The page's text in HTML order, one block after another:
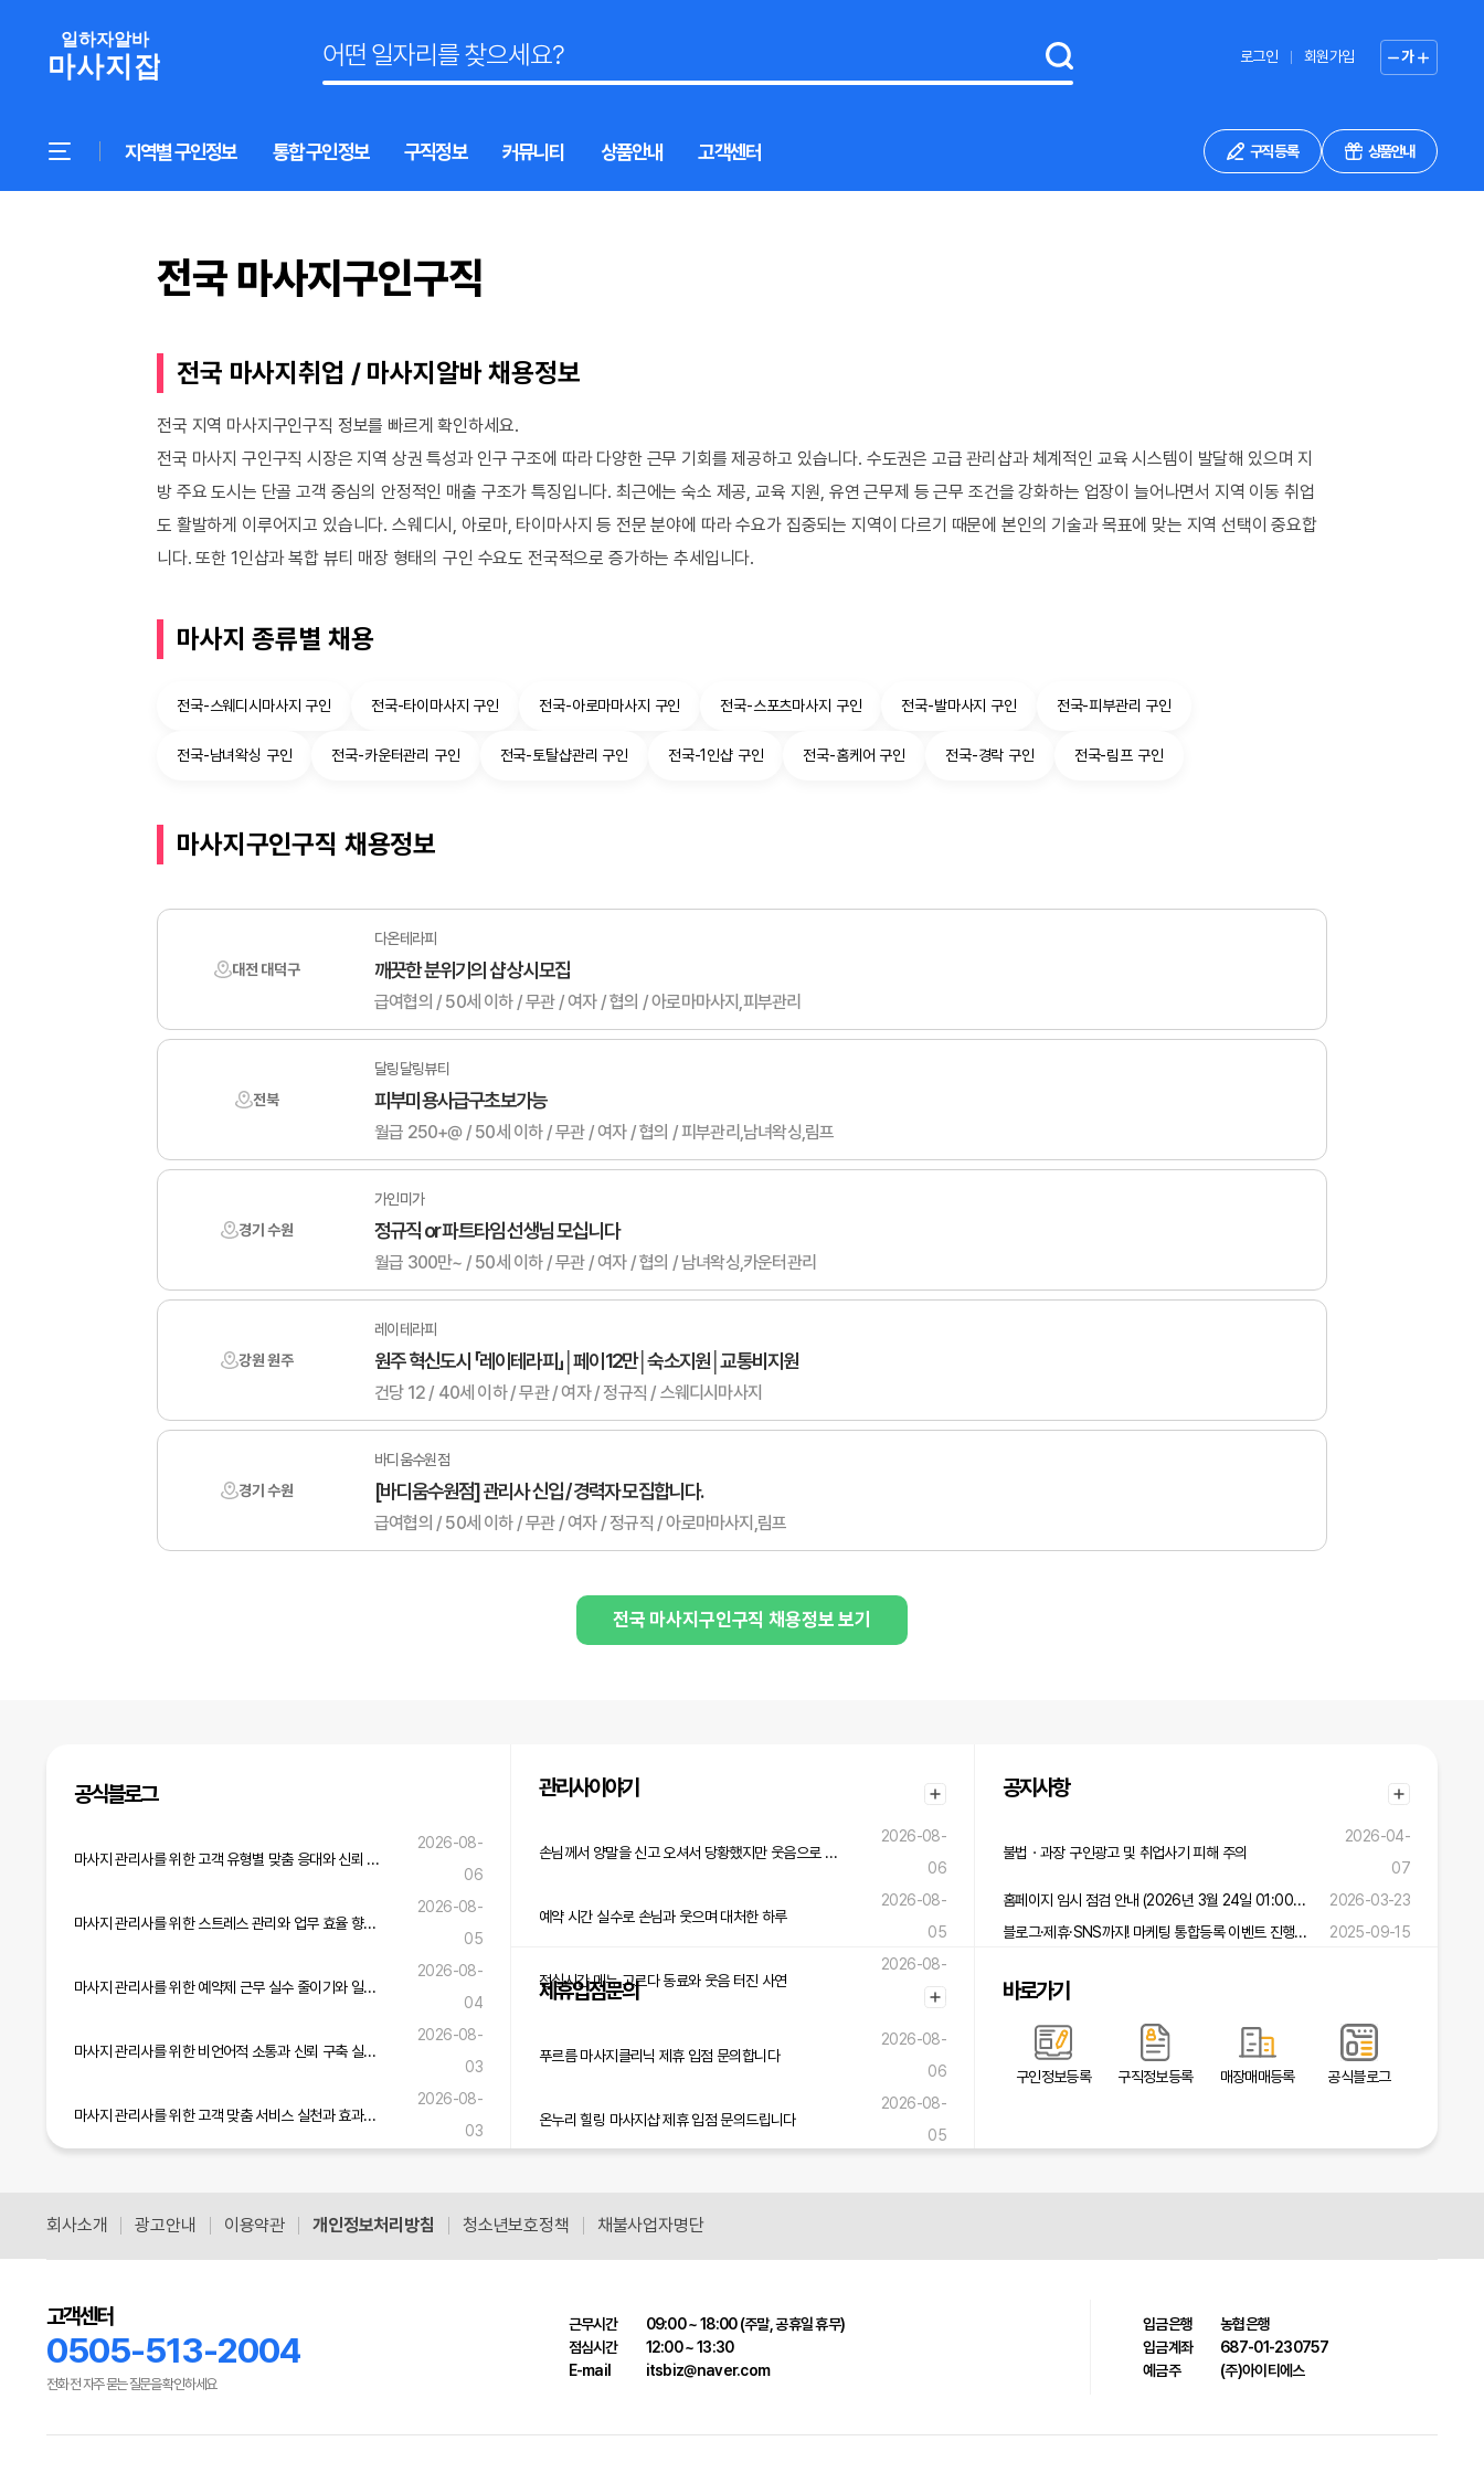
로그인 회원가입 가
지역별 구인정보 통합 구인정보 구직정보 커뮤니티 상품안내 고객센터 구직 등록 상품안내
전국 마사지구인구직
전국 마사지취업 / 마사지알바 채용정보
전국 지역 마사지구인구직 정보를 빠르게 확인하세요.
전국 마사지 구인구직 시장은 지역 상권 특성과 인구 구조에 따라 다양한 근무 기회를 제공하고 있습니다. 수도권은 고급 관리샵과 체계적인 교육 시스템이 발달해 있으며 지
방 주요 도시는 단골 고객 중심의 안정적인 매출 구조가 특징입니다. 최근에는 숙소 제공, 교육 지원, 유연 근무제 등 근무 조건을 강화하는 업장이 늘어나면서 지역 이동 취업
도 활발하게 이루어지고 있습니다. 스웨디시, 아로마, 타이마사지 등 전문 분야에 따라 수요가 집중되는 지역이 다르기 때문에 본인의 기술과 목표에 맞는 지역 선택이 중요합
니다. 또한 1인샵과 복합 뷰티 매장 형태의 구인 수요도 전국적으로 증가하는 추세입니다.
마사지 종류별 채용
전국-스웨디시마사지 구인 전국-타이마사지 구인 전국-아로마마사지 구인 전국-스포츠마사지 구인 전국-발마사지 구인 전국-피부관리 구인
전국-남녀왁싱 구인 전국-카운터관리 구인 전국-토탈샵관리 구인 전국-1인샵 구인 전국-홈케어 구인 전국-경락 구인 전국-림프 구인
마사지구인구직 채용정보
대전 대덕구
다온테라피
깨끗한 분위기의 샵 상시모집
급여협의 / 50세 이하 / 무관 / 여자 / 협의 / 아로마마사지,피부관리
전북
달링달링뷰티
피부미용사급구초보가능
월급 250+@ / 50세 이하 / 무관 / 여자 / 협의 / 피부관리,남녀왁싱,림프
경기 수원
가인미가
정규직 or 파트타임 선생님 모십니다
월급 300만~ / 50세 이하 / 무관 / 여자 / 협의 / 남녀왁싱,카운터관리
강원 원주
레이테라피
원주 혁신도시 「레이테라피」│페이12만│숙소지원│교통비지원
건당 12 / 40세 이하 / 무관 / 여자 / 정규직 / 스웨디시마사지
경기 수원
바디움수원점
[바디움수원점] 관리사 신입 / 경력자 모집합니다.
급여협의 / 50세 이하 / 무관 / 여자 / 정규직 / 아로마마사지,림프
전국 마사지구인구직 채용정보 보기
공식블로그
마사지 관리사를 위한 고객 유형별 맞춤 응대와 신뢰 구축 전략
2026-08-
06
마사지 관리사를 위한 스트레스 관리와 업무 효율 향상 실무 전략
2026-08-
05
마사지 관리사를 위한 예약제 근무 실수 줄이기와 일정 관리 실무 가이드
2026-08-
04
마사지 관리사를 위한 비언어적 소통과 신뢰 구축 실무 가이드
2026-08-
03
마사지 관리사를 위한 고객 맞춤 서비스 실천과 효과적인 소통 기술 가이드
2026-08-
03
공식블로그 더보기
관리사이야기
손님께서 양말을 신고 오셔서 당황했지만 웃음으로 넘긴 하루
2026-08-
06
예약 시간 실수로 손님과 웃으며 대처한 하루
2026-08-
05
점심시간 메뉴 고르다 동료와 웃음 터진 사연
2026-08-
05
제휴입점문의
푸르름 마사지클리닉 제휴 입점 문의합니다
2026-08-
06
온누리 힐링 마사지샵 제휴 입점 문의드립니다
2026-08-
05
공지사항
불법ㆍ과장 구인광고 및 취업사기 피해 주의
2026-04-
07
홈페이지 임시 점검 안내 (2026년 3월 24일 01:00 ~ 02:00)
2026-03-23
블로그·제휴·SNS까지! 마케팅 통합등록 이벤트 진행 중!
2025-09-15
바로가기
구인정보등록 구직정보등록 매장매매등록 공식블로그
회사소개 광고안내 이용약관 개인정보처리방침 청소년보호정책 채불사업자명단
고객센터
0505-513-2004
전화 전 자주 묻는 질문을 확인하세요
근무시간
09:00 ~ 18:00 (주말, 공휴일 휴무)
점심시간
12:00 ~ 13:30
E-mail
itsbiz@naver.com
입금은행
농협은행
입금계좌
687-01-230757
예금주
(주)아이티에스